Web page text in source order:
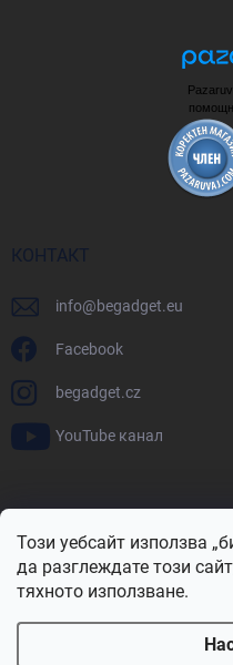
Този уебсайт използва
да разглеждате този
тяхното използване.
КОНТАКТ
info@begadget.eu
Facebook
begadget.cz
YouTube канал
BeGadget.ro